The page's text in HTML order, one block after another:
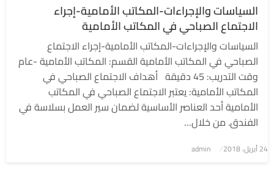
السياسات والإجراءات-المكاتب الأمامية-إجراء
الاجتماع الصباحي في المكاتب الأمامية
السياسات والإجراءات-المكاتب الأمامية-إجراء الاجتماع
الصباحي في المكاتب الأمامية القسم: المكاتب الأمامية -عام
وقت التدريب: 45 دقيقة أهداف الاجتماع الصباحي في
المكاتب الأمامية: يعتبر الاجتماع الصباحي في المكاتب
الأمامية أحد العناصر الأساسية لضمان سير العمل بسلاسة في
الفندق. من خلال…
نُشر
24 أبريل، 2018 admin